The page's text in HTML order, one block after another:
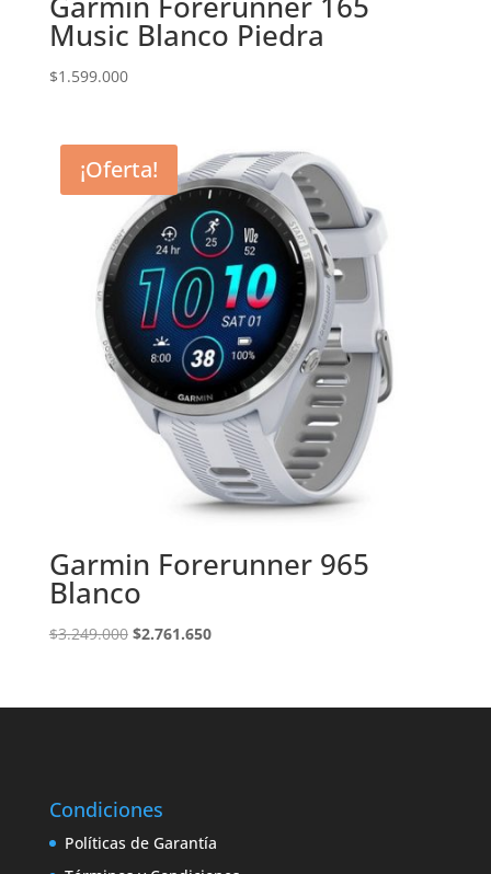
Music Blanco Piedra
$1.599.000
¡Oferta!
Garmin Forerunner 965
Blanco
$3.249.000 El
era:
$2.761.650El
es:
Condiciones
Políticas de Garantía